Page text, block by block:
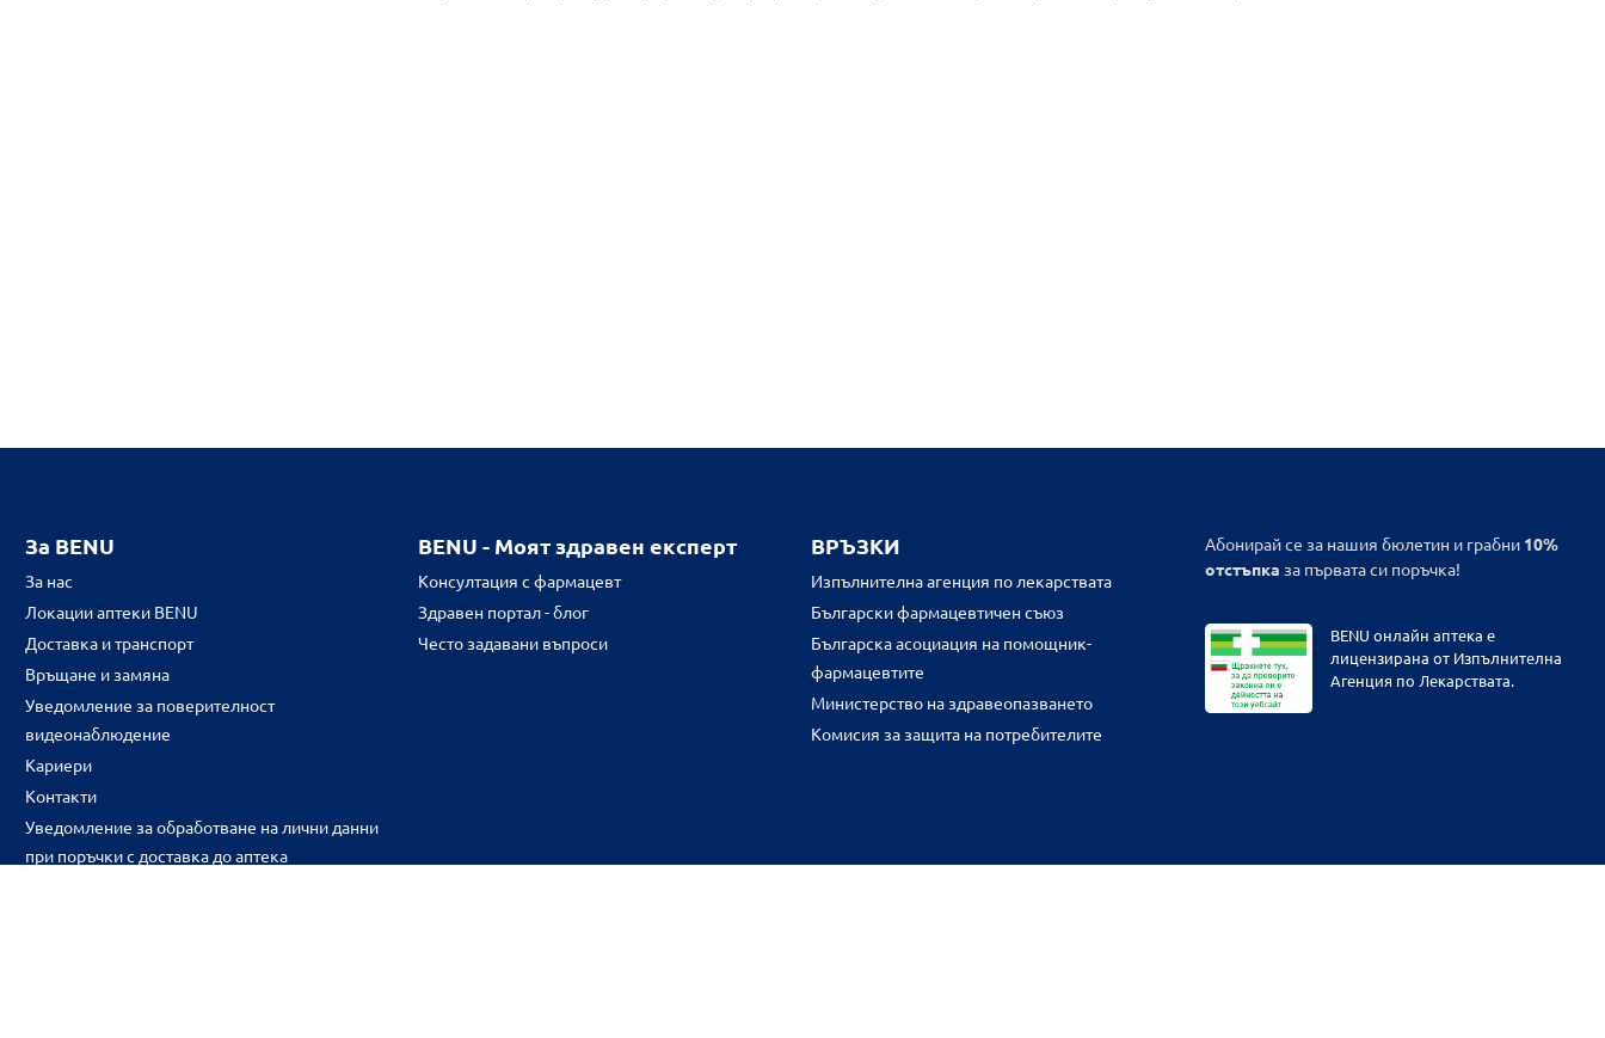
За BENU
За нас
Локации аптеки BENU
Доставка и транспорт
Връщане и замяна
Уведомление за поверителност
видеонаблюдение
Кариери
Контакти
Уведомление за обработване на лични данни
при поръчки с доставка до аптека
BENU - Моят здравен експерт
Консултация с фармацевт
Здравен портал - блог
Често задавани въпроси
ВРЪЗКИ
Изпълнителна агенция по лекарствата
Български фармацевтичен съюз
Българска асоциация на помощник-
фармацевтите
Министерство на здравеопазването
Комисия за защита на потребителите
Абонирай се за нашия бюлетин и грабни 10%
отстъпка за първата си поръчка!
BENU онлайн аптека е
лицензирана от Изпълнителна
Агенция по Лекарствата.